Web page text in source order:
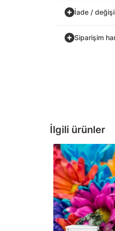
İlgili ürünler
İade /
Siparişim